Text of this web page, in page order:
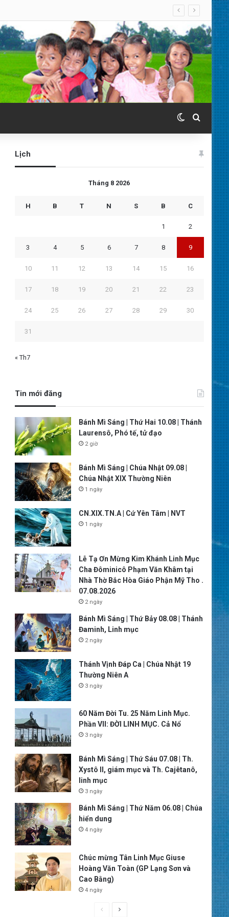
Switch skin
Search
Lịch
Tháng 8 2026
H B T N S B C
1 2
3 4 5 6 7 8 9
10 11 12 13 14 15 16
17 18 19 20 21 22 23
24 25 26 27 28 29 30
31
« Th7
Tin mới đăng
Bánh Mì Sáng | Thứ Hai 10.08 | Thánh
Laurensô, Phó tế, tử đạo
2 giờ
Bánh Mì Sáng | Chúa Nhật 09.08 |
Chúa Nhật XIX Thường Niên
1 ngày
CN.XIX.TN.A | Cứ Yên Tâm | NVT
1 ngày
Lễ Tạ Ơn Mừng Kim Khánh Linh Mục
Cha Đôminicô Phạm Văn Khâm tại
Nhà Thờ Bắc Hòa Giáo Phận Mỹ Tho .
07.08.2026
2 ngày
Bánh Mì Sáng | Thứ Bảy 08.08 | Thánh
Đaminh, Linh mục
2 ngày
Thánh Vịnh Đáp Ca | Chúa Nhật 19
Thường Niên A
3 ngày
60 Năm Đời Tu. 25 Năm Linh Mục.
Phần VII: ĐỜI LINH MỤC. Cả Nổ
3 ngày
Bánh Mì Sáng | Thứ Sáu 07.08 | Th.
Xystô II, giám mục và Th. Cajêtanô,
linh mục
3 ngày
Bánh Mì Sáng | Thứ Năm 06.08 | Chúa
hiển dung
4 ngày
Chúc mừng Tân Linh Mục Giuse
Hoàng Văn Toàn (GP Lạng Sơn và
Cao Bằng)
4 ngày